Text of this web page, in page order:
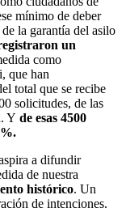
mínimo de deber
la garantía del asilo
un
como
que han
total que se recibe
solicitudes, de las
Y de esas 4500
a difundir
de nuestra
histórico. Un
de intenciones.